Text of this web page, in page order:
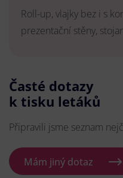
Roll-up, vlajky bez i s
prezentační stěny,
Časté dotazy
k tisku letáků
Připravili jsme seznam
Mám jiný dotaz